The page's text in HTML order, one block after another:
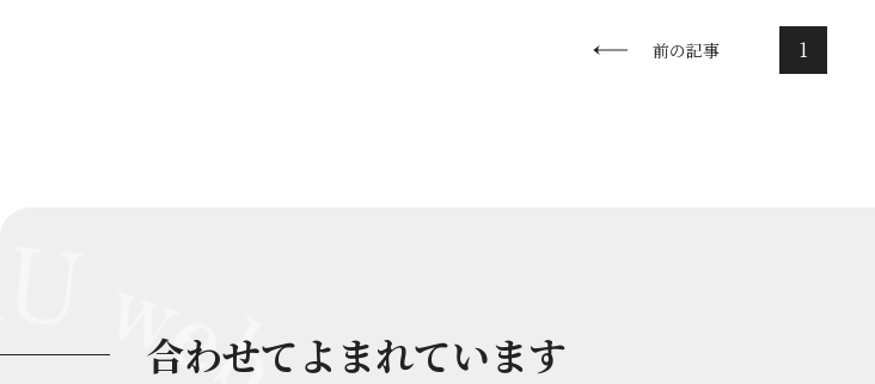
前の記事 1
合わせてよまれています